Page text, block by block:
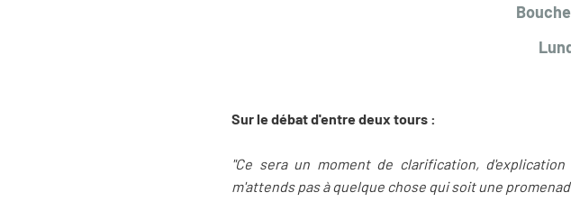
Sur le débat d'entre deux tours :
"Ce sera un moment de clarification,
m'attends pas à quelque chose qui soit une